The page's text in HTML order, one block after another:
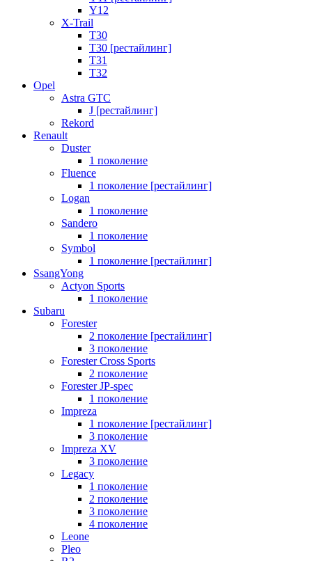
Y12
X-Trail
T30
T30 [рестайлинг]
T31
T32
Opel
Astra GTC
J [рестайлинг]
Rekord
Renault
Duster
1 поколение
Fluence
1 поколение [рестайлинг]
Logan
1 поколение
Sandero
1 поколение
Symbol
1 поколение [рестайлинг]
SsangYong
Actyon Sports
1 поколение
Subaru
Forester
2 поколение [рестайлинг]
3 поколение
Forester Cross Sports
2 поколение
Forester JP-spec
1 поколение
Impreza
1 поколение [рестайлинг]
3 поколение
Impreza XV
3 поколение
Legacy
1 поколение
2 поколение
3 поколение
4 поколение
Leone
Pleo